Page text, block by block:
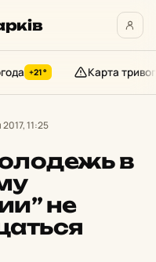
+21° Карта тривог
11:25
в
не